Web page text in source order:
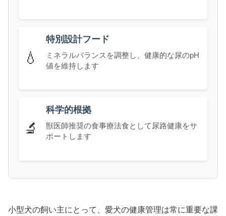
💧
特別設計フード
ミネラルバランスを調整し、健康的な尿のpH
値を維持します
🔬
科学的根拠
獣医師推奨の食事療法食として尿路健康をサ
ポートします
小型犬の飼い主にとって、愛犬の健康管理は常に重要な課